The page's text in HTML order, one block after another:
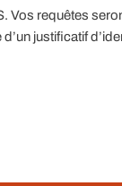
Vos requêtes
justificatif